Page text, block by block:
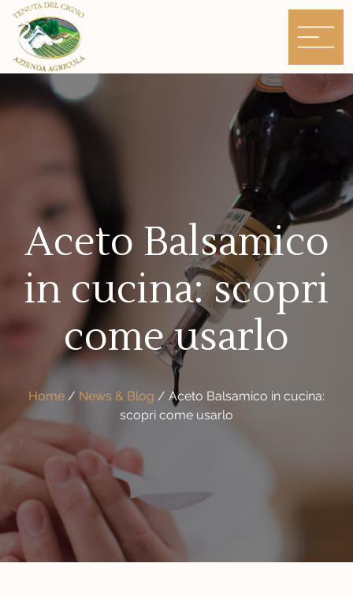
Skip
content
Aceto Balsamico
in cucina: scopri
come usarlo
Home / News & Blog / Aceto Balsamico in cucina:
scopri come usarlo